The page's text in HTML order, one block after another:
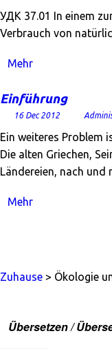
УДК 37.01 In einem
Verbrauch von
Mehr
Einführung
16 Dec 2012
Ein weiteres Problem
Die alten Griechen,
Ländereien, nach und
Mehr
Zuhause > Ökologie
Übersetzen /